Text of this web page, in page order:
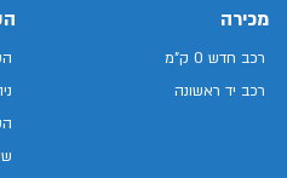
מכירה
רכב חדש 0 ק"מ
רכב יד ראשונה